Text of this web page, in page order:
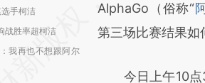
手柯洁
胜率超柯洁
我再也不想跟阿尔
成，可能与原文
新观点和立场。推
AlphaGo（俗称“
第三场比赛结果如
今日上午10点